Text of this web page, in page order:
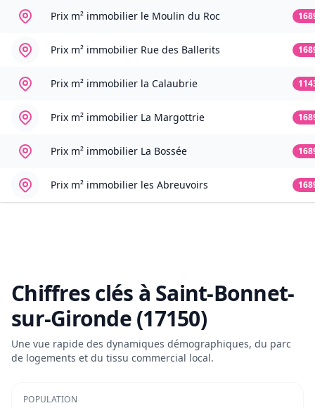
Prix m² immobilier le Moulin du Roc
Prix m² immobilier Rue des Ballerits
Prix m² immobilier la Calaubrie
Prix m² immobilier La Margottrie
Prix m² immobilier La Bossée
Prix m² immobilier les Abreuvoirs
Chiffres clés à Saint-Bonnet-
sur-Gironde (17150)
Une vue rapide des dynamiques démographiques, du parc
de logements et du tissu commercial local.
POPULATION